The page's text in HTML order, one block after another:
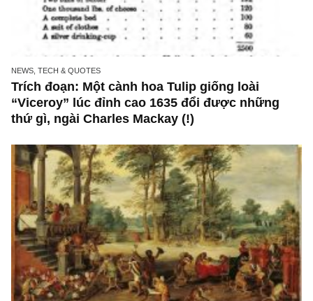
NEWS, TECH & QUOTES
Trích đoạn: Một cành hoa Tulip giống loài
“Viceroy” lúc đỉnh cao 1635 đổi được những
thứ gì, ngài Charles Mackay (!)